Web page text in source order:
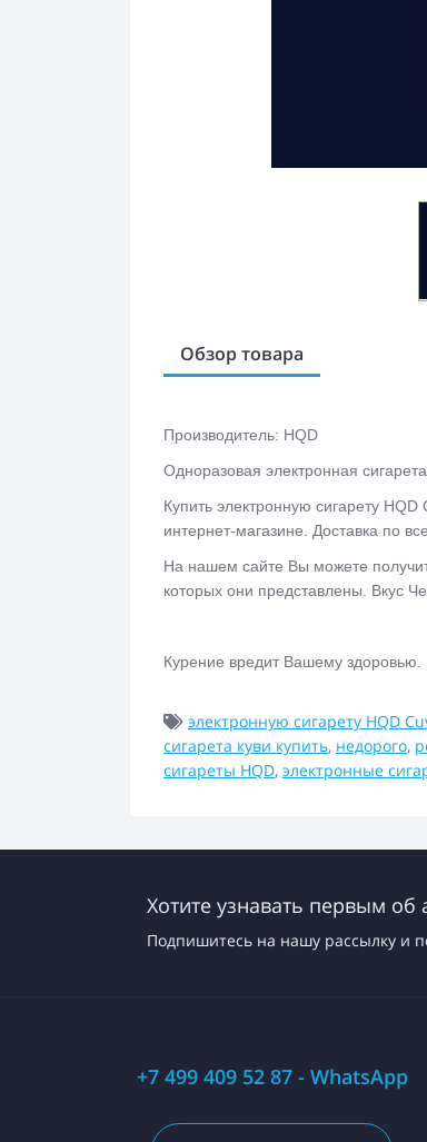
Обзор товара
Производитель: HQD
Одноразовая электронная
Купить электронную сигарету
интернет-магазине. Доставка по
На нашем сайте Вы можете
которых они представлены. Вкус
Курение вредит Вашему здоровью.
электронную сигарету HQD
сигарета куви купить, недорого,
сигареты HQD, электронные
Хотите узнавать первым об
Подпишитесь на нашу рассылку и
+7 499 409 52 87 - WhatsApp